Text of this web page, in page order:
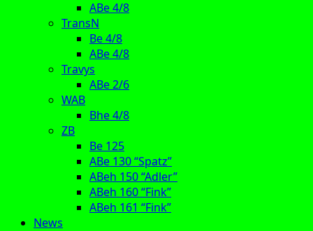
ABe 4/8
TransN
Be 4/8
ABe 4/8
Travys
ABe 2/6
WAB
Bhe 4/8
ZB
Be 125
ABe 130 “Spatz”
ABeh 150 “Adler”
ABeh 160 “Fink”
ABeh 161 “Fink”
News